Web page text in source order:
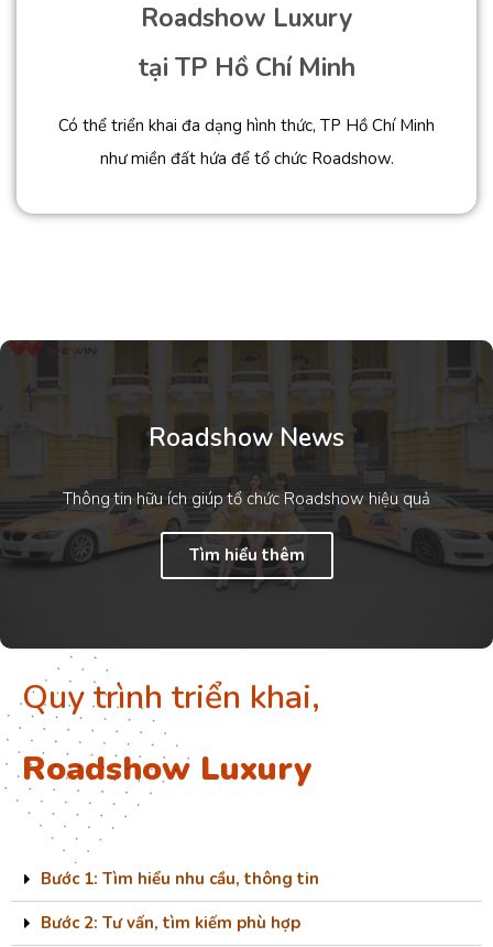
Roadshow Luxury
tại TP Hồ Chí Minh
Có thể triển khai đa dạng hình thức, TP Hồ Chí Minh
như miền đất hứa để tổ chức Roadshow.
Roadshow News
Thông tin hữu ích giúp tổ chức Roadshow hiệu quả
Tìm hiểu thêm
Quy trình triển khai,
Roadshow Luxury
Bước 1: Tìm hiểu nhu cầu, thông tin
Bước 2: Tư vấn, tìm kiếm phù hợp